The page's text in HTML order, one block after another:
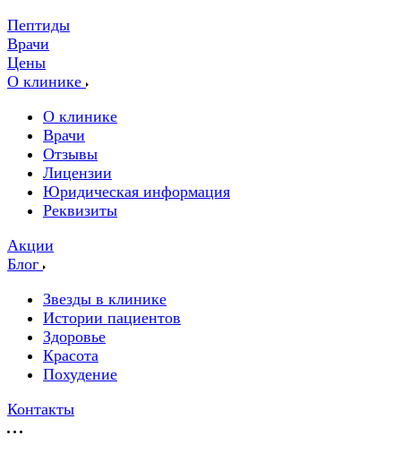
Пептиды
Врачи
Цены
О клинике
О клинике
Врачи
Отзывы
Лицензии
Юридическая информация
Реквизиты
Акции
Блог
Звезды в клинике
Истории пациентов
Здоровье
Красота
Похудение
Контакты